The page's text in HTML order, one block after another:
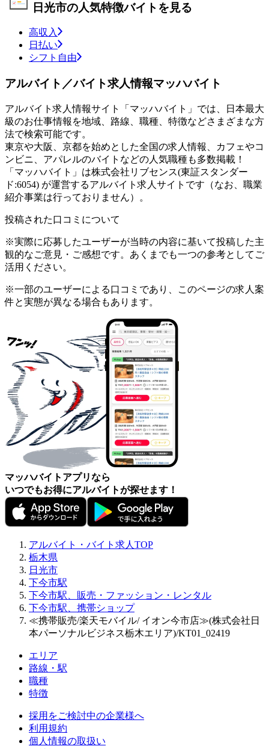
日光市の人気特徴バイトを見る
高収入
日払い
シフト自由
アルバイト／バイト求人情報マッハバイト
アルバイト求人情報サイト「マッハバイト」では、日本最大
級のお仕事情報を地域、路線、職種、特徴などさまざまな方
法で検索可能です。
東京や大阪、京都を始めとした全国の求人情報、カフェやコ
ンビニ、アパレルのバイトなどの人気職種も多数掲載！
「マッハバイト」は株式会社リブセンス(東証スタンダー
ド:6054) が運営するアルバイト求人サイトです（なお、職業
紹介事業は行っておりません）。
投稿された口コミについて
※実際に応募したユーザーが当時の内容に基いて投稿した主
観的なご意見・ご感想です。あくまでも一つの参考としてご
活用ください。
※一部のユーザーによる口コミであり、このページの求人案
件と実態が異なる場合もあります。
マッハバイトアプリなら
いつでもお得にアルバイトが探せます！
アルバイト・バイト求人TOP
栃木県
日光市
下今市駅
下今市駅、販売・ファッション・レンタル
下今市駅、携帯ショップ
≪携帯販売/楽天モバイル/ イオン今市店≫(株式会社日
本パーソナルビジネス栃木エリア)/KT01_02419
エリア
路線・駅
職種
特徴
採用をご検討中の企業様へ
利用規約
個人情報の取扱い